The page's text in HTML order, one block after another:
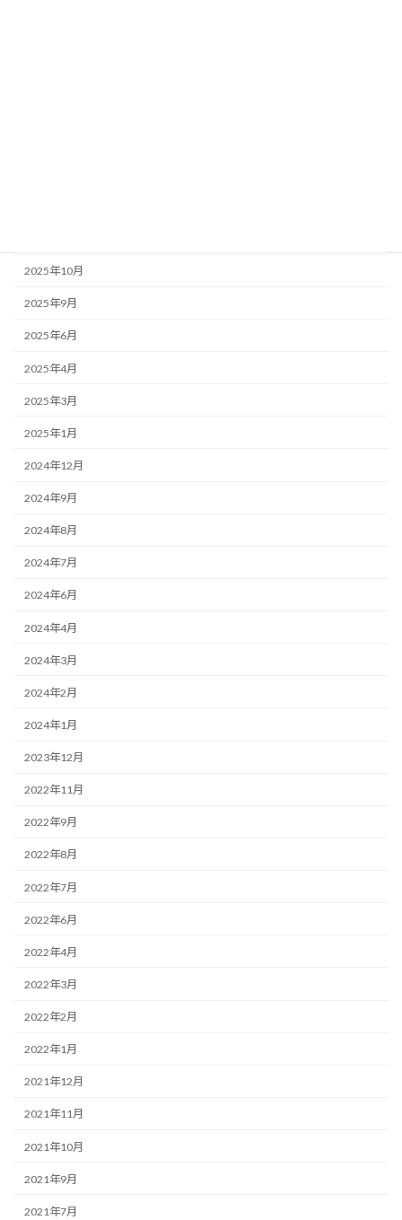
2025年10月
2025年9月
2025年6月
2025年4月
2025年3月
2025年1月
2024年12月
2024年9月
2024年8月
2024年7月
2024年6月
2024年4月
2024年3月
2024年2月
2024年1月
2023年12月
2022年11月
2022年9月
2022年8月
2022年7月
2022年6月
2022年4月
2022年3月
2022年2月
2022年1月
2021年12月
2021年11月
2021年10月
2021年9月
2021年7月